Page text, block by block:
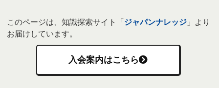
このページは、知識探索サイト「 ジャパンナレッジ 」より
お届けしています。
入会案内はこちら